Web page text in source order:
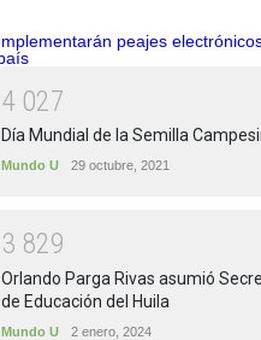
4 027
Día Mundial de la Semilla
Mundo U 29 octubre, 2021
3 829
Orlando Parga Rivas asumió
de Educación del Huila
Mundo U 2 enero, 2024